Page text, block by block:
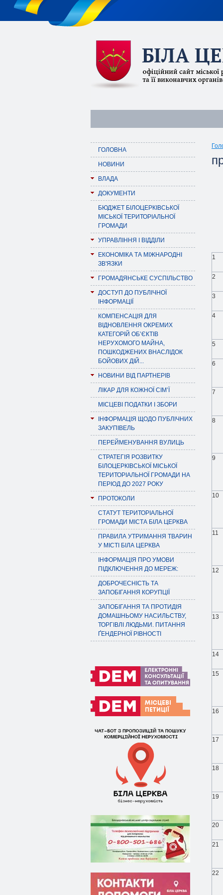
ГОЛОВНА
НОВИНИ
ВЛАДА
ДОКУМЕНТИ
БЮДЖЕТ БІЛОЦЕРКІВСЬКОЇ
МІСЬКОЇ ТЕРИТОРІАЛЬНОЇ
ГРОМАДИ
УПРАВЛІННЯ І ВІДДІЛИ
ЕКОНОМІКА ТА МІЖНАРОДНІ
ЗВ'ЯЗКИ
ГРОМАДЯНСЬКЕ СУСПІЛЬСТВО
ДОСТУП ДО ПУБЛІЧНОЇ
ІНФОРМАЦІЇ
КОМПЕНСАЦІЯ ДЛЯ
ВІДНОВЛЕННЯ ОКРЕМИХ
КАТЕГОРІЙ ОБ’ЄКТІВ
НЕРУХОМОГО МАЙНА,
ПОШКОДЖЕНИХ ВНАСЛІДОК
БОЙОВИХ ДІЙ...
НОВИНИ ВІД ПАРТНЕРІВ
ЛІКАР ДЛЯ КОЖНОЇ СІМ’Ї
МІСЦЕВІ ПОДАТКИ І ЗБОРИ
ІНФОРМАЦІЯ ЩОДО ПУБЛІЧНИХ
ЗАКУПІВЕЛЬ
ПЕРЕЙМЕНУВАННЯ ВУЛИЦЬ
СТРАТЕГІЯ РОЗВИТКУ
БІЛОЦЕРКІВСЬКОЇ МІСЬКОЇ
ТЕРИТОРІАЛЬНОЇ ГРОМАДИ НА
ПЕРІОД ДО 2027 РОКУ
ПРОТОКОЛИ
СТАТУТ ТЕРИТОРІАЛЬНОЇ
ГРОМАДИ МІСТА БІЛА ЦЕРКВА
ПРАВИЛА УТРИМАННЯ ТВАРИН
У МІСТІ БІЛА ЦЕРКВА
ІНФОРМАЦІЯ ПРО УМОВИ
ПІДКЛЮЧЕННЯ ДО МЕРЕЖ:
ДОБРОЧЕСНІСТЬ ТА
ЗАПОБІГАННЯ КОРУПЦІЇ
ЗАПОБІГАННЯ ТА ПРОТИДІЯ
ДОМАШНЬОМУ НАСИЛЬСТВУ,
ТОРГІВЛІ ЛЮДЬМИ. ПИТАННЯ
ҐЕНДЕРНОЇ РІВНОСТІ
1
2
3
4
5
6
7
8
9
10
11
12
13
14
15
16
17
18
19
20
21
22